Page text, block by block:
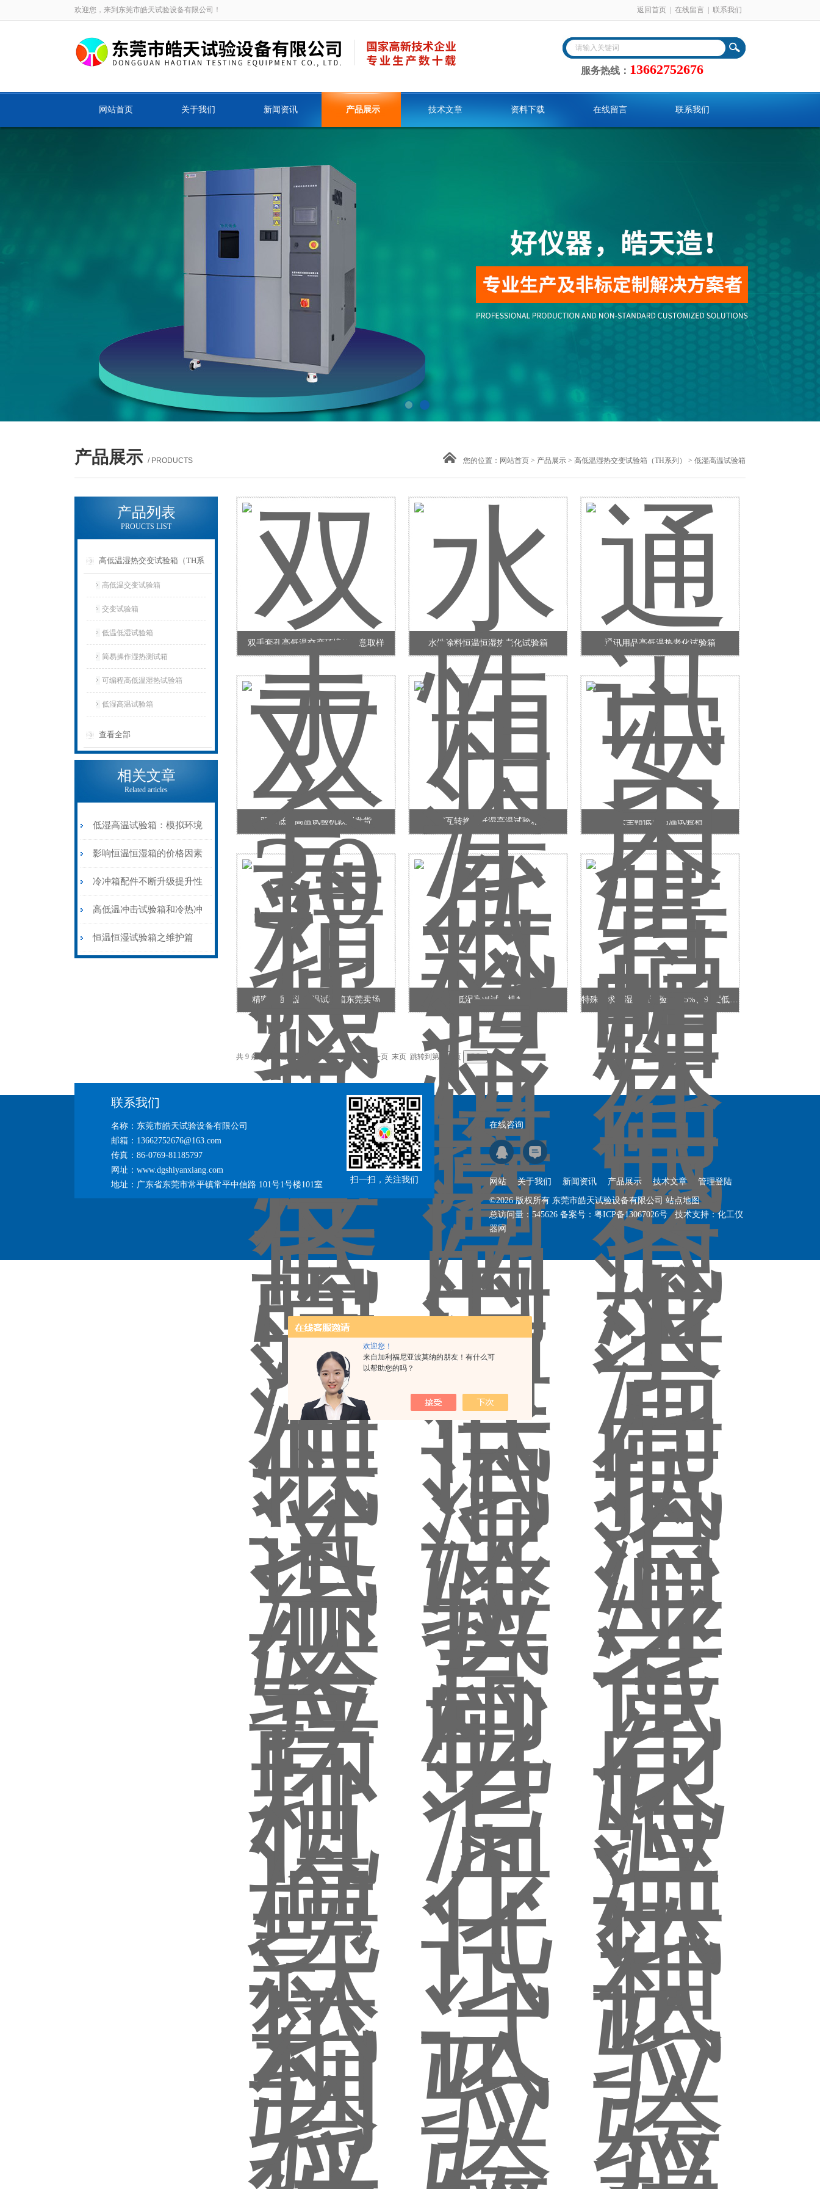
欢迎您！
来自加利福尼亚波莫纳的朋友！有什么可
以帮助您的吗？
欢迎您，来到东莞市皓天试验设备有限公司！ 返回首页 在线留言 联系我们
服务热线： 13662752676
网站首页 关于我们 新闻资讯 产品展示 技术文章 资料下载 在线留言 联系我们
产品展示 / PRODUCTS 您的位置： 网站首页 > 产品展示 > 高低温湿热交变试验箱（TH系列） > 低湿高温试验箱
产品列表
PROUCTS LIST
高低温湿热交变试验箱（TH系
列）
高低温交变试验箱
交变试验箱
低温低湿试验箱
简易操作湿热测试箱
可编程高低温湿热试验箱
低湿高温试验箱
查看全部
相关文章
Related articles
低湿高温试验箱：模拟环境
工况的测试载体
影响恒温恒湿箱的价格因素
有哪些?
冷冲箱配件不断升级提升性
能
高低温冲击试验箱和冷热冲
击试验箱有区别吗
恒温恒湿试验箱之维护篇
双手套孔高低温交变环境箱任意取样 水性涂料恒温恒湿热老化试验箱 通讯用品高低温热老化试验箱
双30低温高温试验机款到发货 相互转换的低湿高温试验箱 安全帽低湿高温试验箱
精密度强低温高温试验箱东莞卖场 低湿高温试验机* 特殊要求低湿高温试验箱，5%、98度低湿高温试验箱
共 9 条记录，当前 1 / 1 页 首页 上一页 下一页 末页 跳转到第 页
联系我们
名称：东莞市皓天试验设备有限公司
邮箱：13662752676@163.com
传真：86-0769-81185797
网址：www.dgshiyanxiang.com
地址：广东省东莞市常平镇常平中信路 101号1号楼101室
扫一扫，关注我们
在线咨询
网站 关于我们 新闻资讯 产品展示 技术文章 管理登陆
©2026 版权所有 东莞市皓天试验设备有限公司站点地图
总访问量： 545626 备案号：粤ICP备13067026号 技术支持：化工仪
器网